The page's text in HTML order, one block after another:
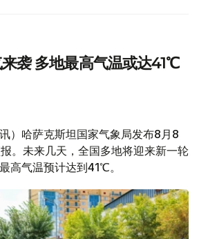
袭 多地最高气温或达41℃
）哈萨克斯坦国家气象局发布8月8
。未来几天，全国多地将迎来新一轮
高气温预计达到41℃。